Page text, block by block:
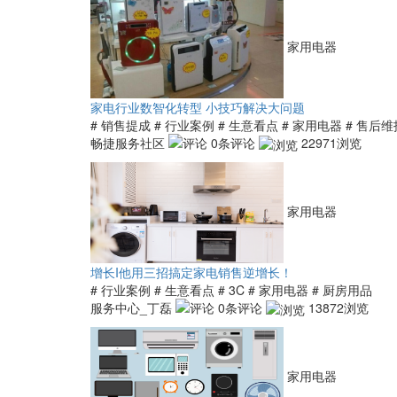
家用电器
家电行业数智化转型 小技巧解决大问题
# 销售提成 # 行业案例 # 生意看点 # 家用电器 # 售后维
畅捷服务社区
0条评论 22971浏览
家用电器
增长I他用三招搞定家电销售逆增长！
# 行业案例 # 生意看点 # 3C # 家用电器 # 厨房用品
服务中心_丁磊
0条评论 13872浏览
家用电器